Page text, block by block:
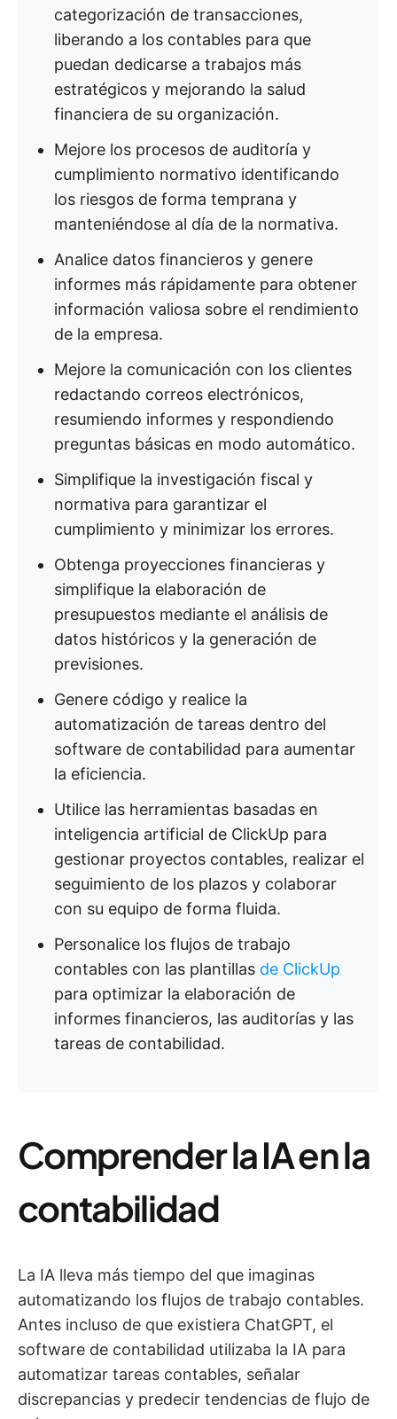
categorización de transacciones,
liberando a los contables para que
puedan dedicarse a trabajos más
estratégicos y mejorando la salud
financiera de su organización.
Mejore los procesos de auditoría y
cumplimiento normativo identificando
los riesgos de forma temprana y
manteniéndose al día de la normativa.
Analice datos financieros y genere
informes más rápidamente para obtener
información valiosa sobre el rendimiento
de la empresa.
Mejore la comunicación con los clientes
redactando correos electrónicos,
resumiendo informes y respondiendo
preguntas básicas en modo automático.
Simplifique la investigación fiscal y
normativa para garantizar el
cumplimiento y minimizar los errores.
Obtenga proyecciones financieras y
simplifique la elaboración de
presupuestos mediante el análisis de
datos históricos y la generación de
previsiones.
Genere código y realice la
automatización de tareas dentro del
software de contabilidad para aumentar
la eficiencia.
Utilice las herramientas basadas en
inteligencia artificial de ClickUp para
gestionar proyectos contables, realizar el
seguimiento de los plazos y colaborar
con su equipo de forma fluida.
Personalice los flujos de trabajo
contables con las plantillas de ClickUp
para optimizar la elaboración de
informes financieros, las auditorías y las
tareas de contabilidad.
Comprender la IA en la
contabilidad
La IA lleva más tiempo del que imaginas
automatizando los flujos de trabajo contables.
Antes incluso de que existiera ChatGPT, el
software de contabilidad utilizaba la IA para
automatizar tareas contables, señalar
discrepancias y predecir tendencias de flujo de